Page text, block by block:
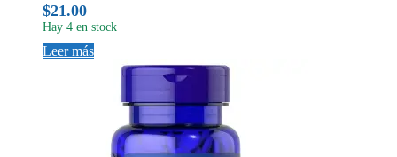
$21.00
Hay 4 en stock
Leer más